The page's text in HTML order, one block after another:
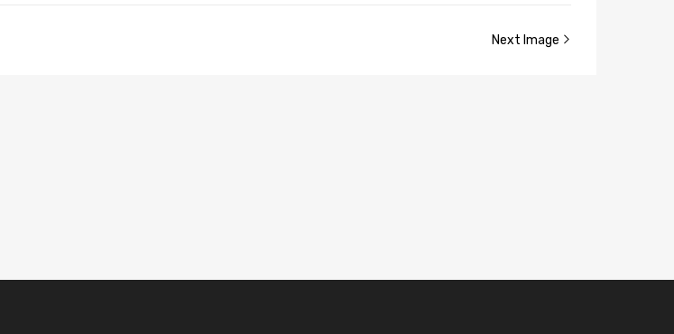
Next Image